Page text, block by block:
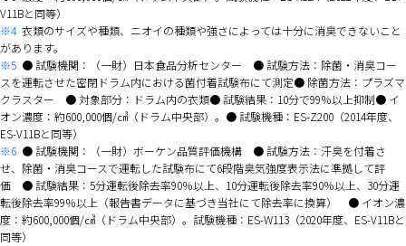
V11Bと同等）
※4 衣類のサイズや種類、ニオイの種類や強さによっては十分に消臭できないこと
があります。
※5 ● 試験機関：（一財）日本食品分析センター ● 試験方法：除菌・消臭コー
スを運転させた密閉ドラム内における菌付着試験布にて測定● 除菌方法：プラズマ
クラスター ● 対象部分：ドラム内の衣類● 試験結果：10分で99％以上抑制● イ
オン濃度：約600,000個/㎤（ドラム中央部）。● 試験機種：ES-Z200（2014年度、
ES-V11Bと同等）
※6 ● 試験機関：（一財）ボーケン品質評価機構 ● 試験方法：汗臭を付着さ
せ、除菌・消臭コースで運転した試験布にて6段階臭気強度表示法に準拠して評
価 ● 試験結果：5分運転後除去率90％以上、10分運転後除去率90％以上、30分運
転後除去率99％以上（報告書データに基づき当社にて除去率に換算） ● イオン濃
度：約600,000個/㎤（ドラム中央部）。試験機種：ES-W113（2020年度、ES-V11Bと
同等）